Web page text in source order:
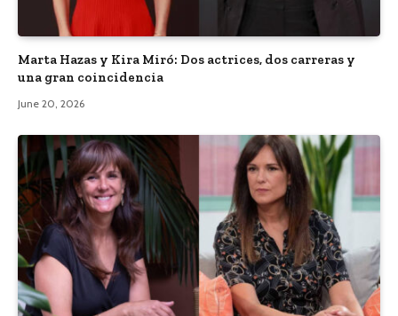
Marta Hazas y Kira Miró: Dos actrices, dos carreras y
una gran coincidencia
June 20, 2026